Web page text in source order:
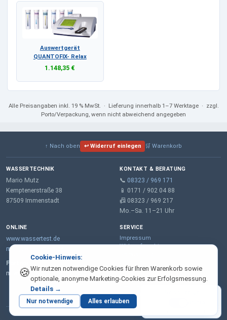
🍪
Cookie-Hinweis:
Wir nutzen notwendige Cookies für Ihren Warenkorb sowie
optionale, anonyme Marketing-Cookies zur Erfolgsmessung.
Details →
Nur notwendige Alles erlauben
Auswertgerät
QUANTOFIX- Relax
1.148,35 €
aktuell: brutto · inkl. 19 % MwSt.
Alle Preisangaben inkl. 19 % MwSt. · Lieferung innerhalb 1–7 Werktage · zzgl.
Porto/Verpackung, wenn nicht abweichend angegeben
↑ Nach oben ↩ Widerruf einlegen 🛒 Warenkorb
WASSERTECHNIK
Mario Mutz
Kemptenerstraße 38
87509 Immenstadt
KONTAKT & BERATUNG
📞 08323 / 969 171
📱 0171 / 902 04 88
📠 08323 / 969 217
Mo.–Sa. 11–21 Uhr
ONLINE
www.wassertest.de
mail@wassertest.de
Partner:
m-wt.de – Wasserenthärtung
SERVICE
Impressum
Widerrufsrecht
AGB
Lieferung & Zahlung
Kontaktformular